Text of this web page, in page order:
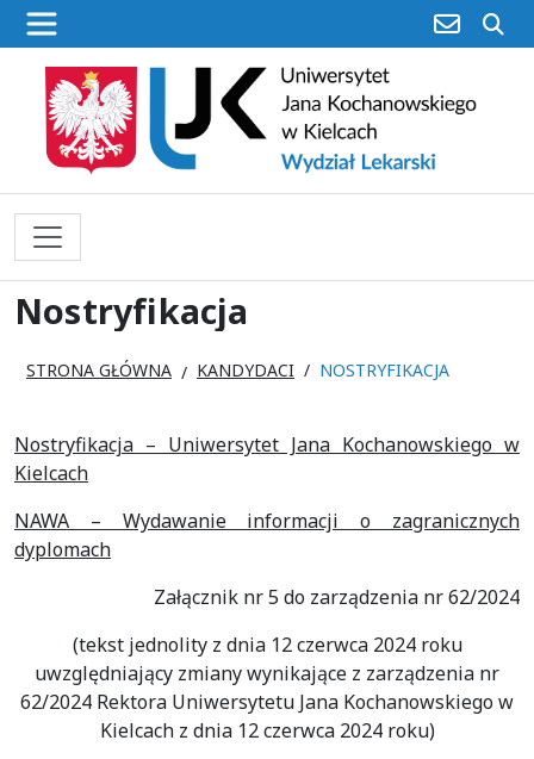
poczta
Nostryfikacja
STRONA GŁÓWNA KANDYDACI NOSTRYFIKACJA
Nostryfikacja – Uniwersytet Jana Kochanowskiego w
Kielcach
NAWA – Wydawanie informacji o zagranicznych
dyplomach
Załącznik nr 5 do zarządzenia nr 62/2024
(tekst jednolity z dnia 12 czerwca 2024 roku
uwzględniający zmiany wynikające z zarządzenia nr
62/2024 Rektora Uniwersytetu Jana Kochanowskiego w
Kielcach z dnia 12 czerwca 2024 roku)